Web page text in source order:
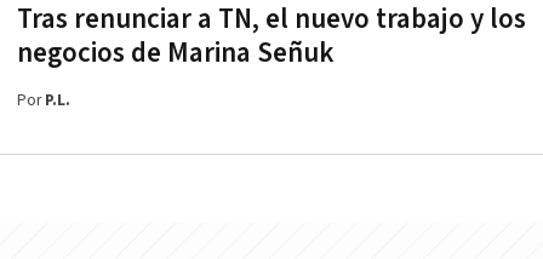
Tras renunciar a TN, el nuevo trabajo y los
negocios de Marina Señuk
PorP.L.